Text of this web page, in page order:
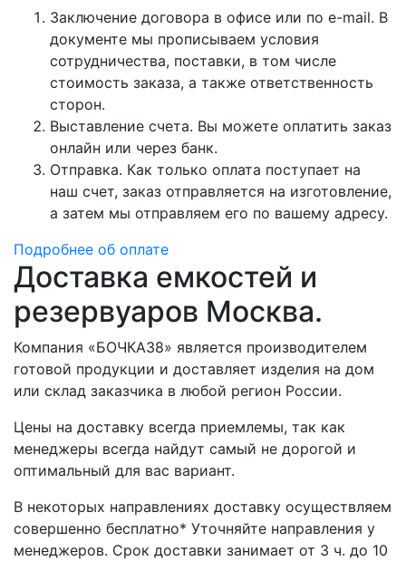
Заключение договора в офисе или по e-mail. В
документе мы прописываем условия
сотрудничества, поставки, в том числе
стоимость заказа, а также ответственность
сторон.
Выставление счета. Вы можете оплатить заказ
онлайн или через банк.
Отправка. Как только оплата поступает на
наш счет, заказ отправляется на изготовление,
а затем мы отправляем его по вашему адресу.
Подробнее об оплате
Доставка емкостей и
резервуаров Москва.
Компания «БОЧКА38» является производителем
готовой продукции и доставляет изделия на дом
или склад заказчика в любой регион России.
Цены на доставку всегда приемлемы, так как
менеджеры всегда найдут самый не дорогой и
оптимальный для вас вариант.
В некоторых направлениях доставку осуществляем
совершенно бесплатно* Уточняйте направления у
менеджеров. Срок доставки занимает от 3 ч. до 10